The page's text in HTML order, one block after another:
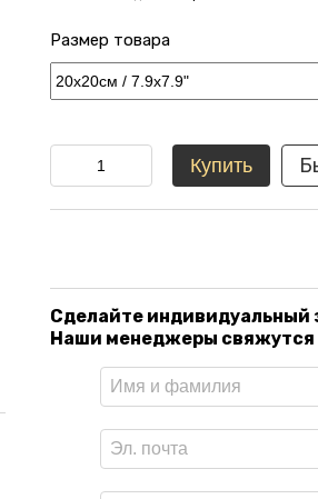
Размер товара
Купить
Сделайте индивидуальный
Наши менеджеры свяжутся